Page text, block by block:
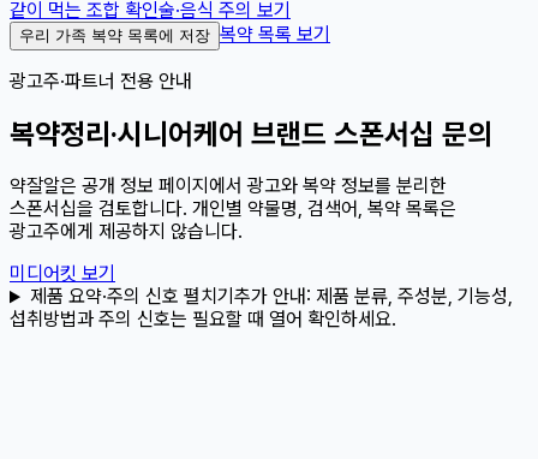
같이 먹는 조합 확인술·음식 주의 보기
우리 가족 복약 목록에 저장 복약 목록 보기
광고주·파트너 전용 안내
복약정리·시니어케어 브랜드 스폰서십 문의
약잘알은 공개 정보 페이지에서 광고와 복약 정보를 분리한
스폰서십을 검토합니다. 개인별 약물명, 검색어, 복약 목록은
광고주에게 제공하지 않습니다.
미디어킷 보기
제품 요약·주의 신호 펼치기 추가 안내: 제품 분류, 주성분, 기능성,
섭취방법과 주의 신호는 필요할 때 열어 확인하세요.